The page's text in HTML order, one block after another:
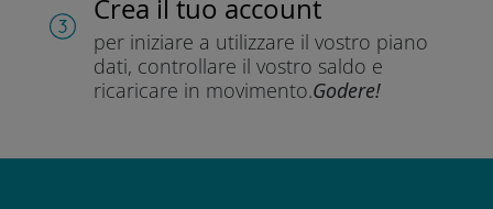
Crea il tuo account
per iniziare a utilizzare il vostro piano
dati, controllare il vostro saldo e
ricaricare in movimento.Godere!